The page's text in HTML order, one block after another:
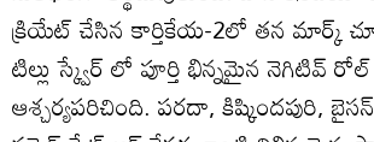
క్రియేట్ చేసిన కార్తికేయ-2లో తన మార్క్
టిల్లు స్క్వేర్ లో పూర్తి భిన్నమైన నెగిటివ్‌
ఆశ్చర్యపరిచింది. పరదా, కిష్కిందపురి,